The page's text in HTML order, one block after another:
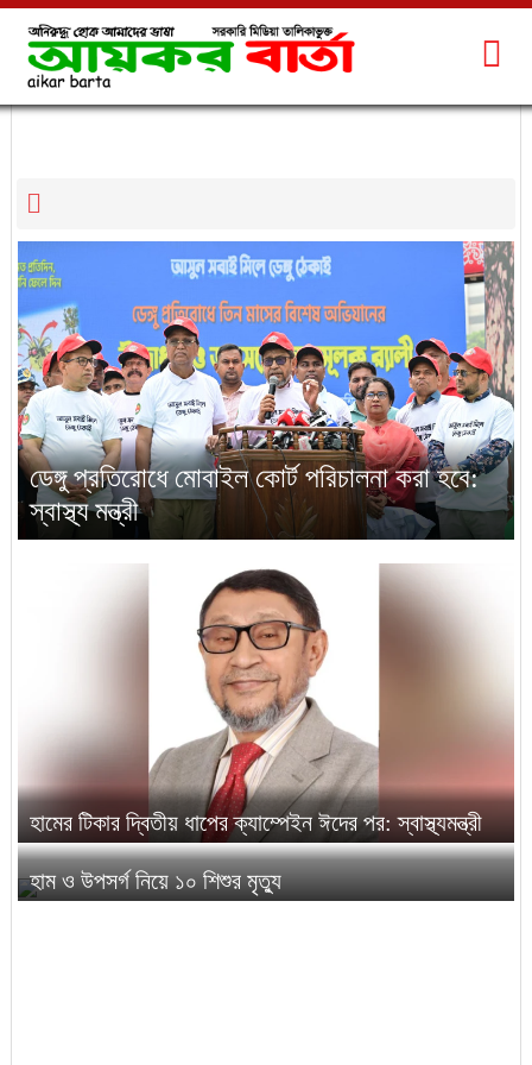
ডেঙ্গু প্রতিরোধে মোবাইল কোর্ট পরিচালনা করা হবে:
স্বাস্থ্য মন্ত্রী
হামের টিকার দ্বিতীয় ধাপের ক্যাম্পেইন ঈদের পর: স্বাস্থ্যমন্ত্রী
হাম ও উপসর্গ নিয়ে ১০ শিশুর মৃত্যু